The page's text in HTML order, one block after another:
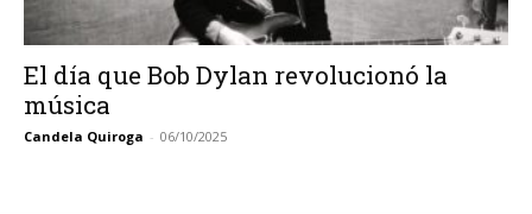
El día que Bob Dylan revolucionó la
música
Candela Quiroga - 06/10/2025